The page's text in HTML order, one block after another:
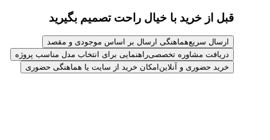
قبل از خرید با خیال راحت تصمیم بگیرید
ارسال سریعهماهنگی ارسال بر اساس موجودی و مقصد
دریافت مشاوره تخصصیراهنمایی برای انتخاب مدل مناسب پروژه
خرید حضوری و آنلاین امکان خرید از سایت یا هماهنگی حضوری